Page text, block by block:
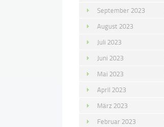
September 2023
August 2023
Juli 2023
Juni 2023
Mai 2023
April 2023
März 2023
Februar 2023